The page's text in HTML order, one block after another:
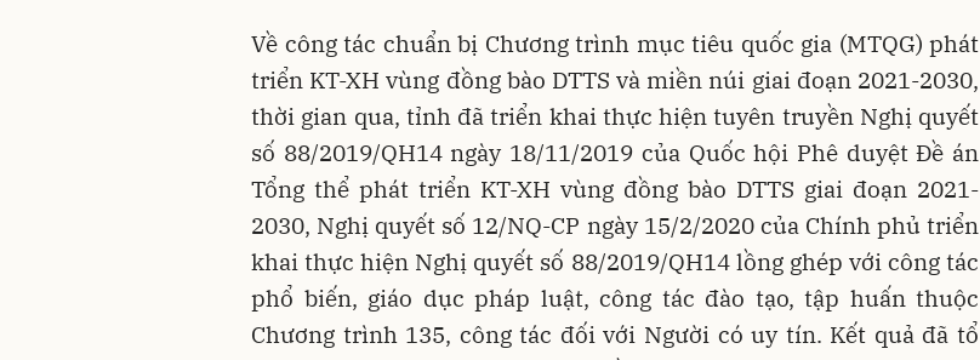
Về công tác chuẩn bị Chương trình mục tiêu quốc gia (MTQG) phát
triển KT-XH vùng đồng bào DTTS và miền núi giai đoạn 2021-2030,
thời gian qua, tỉnh đã triển khai thực hiện tuyên truyền Nghị quyết
số 88/2019/QH14 ngày 18/11/2019 của Quốc hội Phê duyệt Đề án
Tổng thể phát triển KT-XH vùng đồng bào DTTS giai đoạn 2021-
2030, Nghị quyết số 12/NQ-CP ngày 15/2/2020 của Chính phủ triển
khai thực hiện Nghị quyết số 88/2019/QH14 lồng ghép với công tác
phổ biến, giáo dục pháp luật, công tác đào tạo, tập huấn thuộc
Chương trình 135, công tác đối với Người có uy tín. Kết quả đã tổ